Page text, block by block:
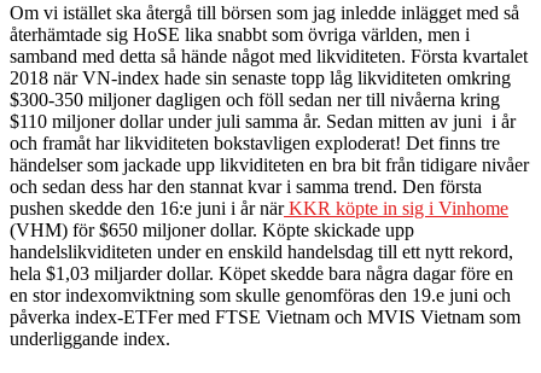
Om vi istället ska återgå till börsen som jag inledde inlägget med så
återhämtade sig HoSE lika snabbt som övriga världen, men i
samband med detta så hände något med likviditeten. Första kvartalet
2018 när VN-index hade sin senaste topp låg likviditeten omkring
$300-350 miljoner dagligen och föll sedan ner till nivåerna kring
$110 miljoner dollar under juli samma år. Sedan mitten av juni i år
och framåt har likviditeten bokstavligen exploderat! Det finns tre
händelser som jackade upp likviditeten en bra bit från tidigare nivåer
och sedan dess har den stannat kvar i samma trend. Den första
pushen skedde den 16:e juni i år närKKR köpte in sig i Vinhome
(VHM) för $650 miljoner dollar. Köpte skickade upp
handelslikviditeten under en enskild handelsdag till ett nytt rekord,
hela $1,03 miljarder dollar. Köpet skedde bara några dagar före en
en stor indexomviktning som skulle genomföras den 19.e juni och
påverka index-ETFer med FTSE Vietnam och MVIS Vietnam som
underliggande index.